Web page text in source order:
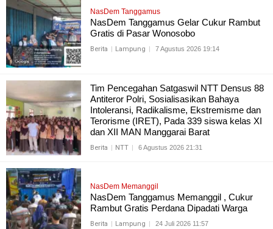
NasDem Tanggamus
NasDem Tanggamus Gelar Cukur Rambut
Gratis di Pasar Wonosobo
Berita Lampung 7 Agustus 2026 19:14
Tim Pencegahan Satgaswil NTT Densus 88
Antiteror Polri, Sosialisasikan Bahaya
Intoleransi, Radikalisme, Ekstremisme dan
Terorisme (IRET), Pada 339 siswa kelas XI
dan XII MAN Manggarai Barat
Berita NTT 6 Agustus 2026 21:31
NasDem Memanggil
NasDem Tanggamus Memanggil , Cukur
Rambut Gratis Perdana Dipadati Warga
Berita Lampung 24 Juli 2026 11:57